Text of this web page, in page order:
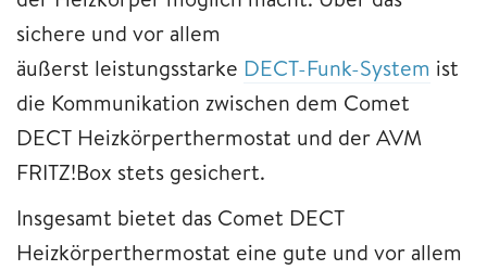
sichere und vor allem
äußerst leistungsstarke DECT-Funk-System ist
die Kommunikation zwischen dem Comet
DECT Heizkörperthermostat und der AVM
FRITZ!Box stets gesichert.
Insgesamt bietet das Comet DECT
Heizkörperthermostat eine gute und vor allem